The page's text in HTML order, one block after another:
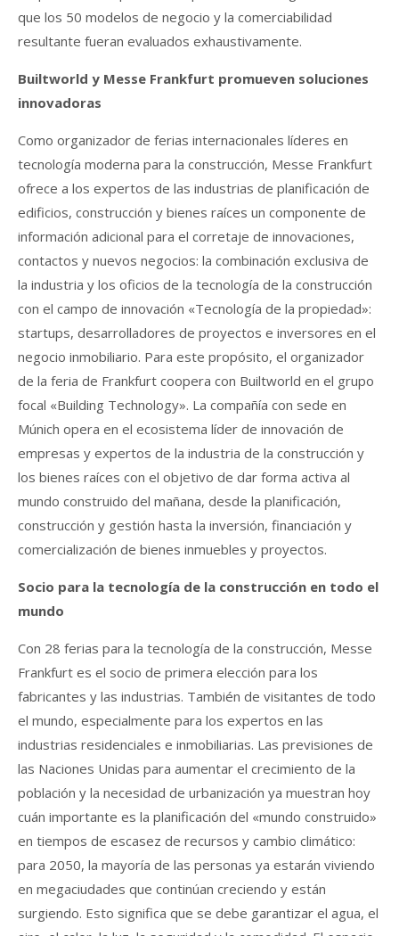
que los 50 modelos de negocio y la comerciabilidad
resultante fueran evaluados exhaustivamente.
Builtworld y Messe Frankfurt promueven soluciones
innovadoras
Como organizador de ferias internacionales líderes en
tecnología moderna para la construcción, Messe Frankfurt
ofrece a los expertos de las industrias de planificación de
edificios, construcción y bienes raíces un componente de
información adicional para el corretaje de innovaciones,
contactos y nuevos negocios: la combinación exclusiva de
la industria y los oficios de la tecnología de la construcción
con el campo de innovación «Tecnología de la propiedad»:
startups, desarrolladores de proyectos e inversores en el
negocio inmobiliario. Para este propósito, el organizador
de la feria de Frankfurt coopera con Builtworld en el grupo
focal «Building Technology». La compañía con sede en
Múnich opera en el ecosistema líder de innovación de
empresas y expertos de la industria de la construcción y
los bienes raíces con el objetivo de dar forma activa al
mundo construido del mañana, desde la planificación,
construcción y gestión hasta la inversión, financiación y
comercialización de bienes inmuebles y proyectos.
Socio para la tecnología de la construcción en todo el
mundo
Con 28 ferias para la tecnología de la construcción, Messe
Frankfurt es el socio de primera elección para los
fabricantes y las industrias. También de visitantes de todo
el mundo, especialmente para los expertos en las
industrias residenciales e inmobiliarias. Las previsiones de
las Naciones Unidas para aumentar el crecimiento de la
población y la necesidad de urbanización ya muestran hoy
cuán importante es la planificación del «mundo construido»
en tiempos de escasez de recursos y cambio climático:
para 2050, la mayoría de las personas ya estarán viviendo
en megaciudades que continúan creciendo y están
surgiendo. Esto significa que se debe garantizar el agua, el